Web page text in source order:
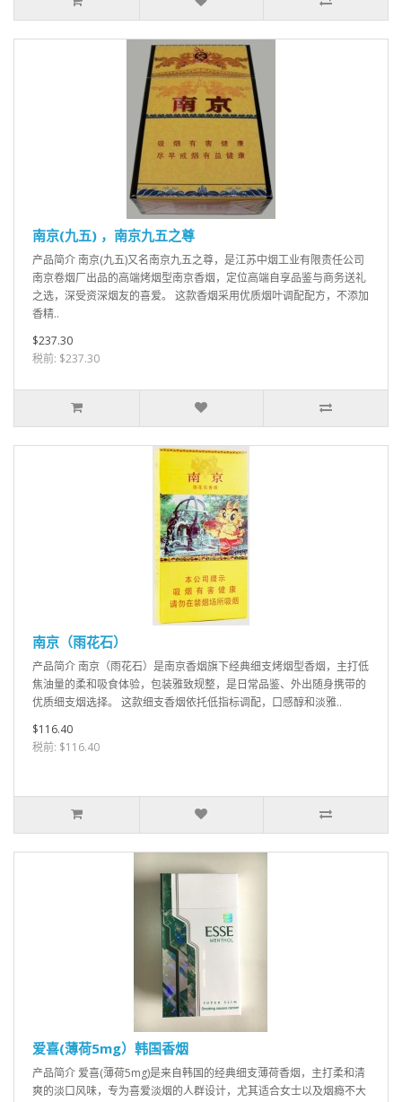
南京(九五) ，南京九五之尊
产品简介 南京(九五)又名南京九五之尊，是江苏中烟工业有限责任公司
南京卷烟厂出品的高端烤烟型南京香烟，定位高端自享品鉴与商务送礼
之选，深受资深烟友的喜爱。 这款香烟采用优质烟叶调配配方，不添加
香精..
$237.30
税前: $237.30
南京（雨花石）
产品简介 南京（雨花石）是南京香烟旗下经典细支烤烟型香烟，主打低
焦油量的柔和吸食体验，包装雅致规整，是日常品鉴、外出随身携带的
优质细支烟选择。 这款细支香烟依托低指标调配，口感醇和淡雅..
$116.40
税前: $116.40
爱喜(薄荷5mg）韩国香烟
产品简介 爱喜(薄荷5mg)是来自韩国的经典细支薄荷香烟，主打柔和清
爽的淡口风味，专为喜爱淡烟的人群设计，尤其适合女士以及烟瘾不大